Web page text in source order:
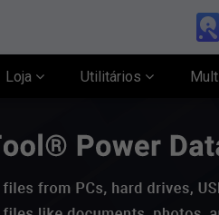
Loja Utilitários